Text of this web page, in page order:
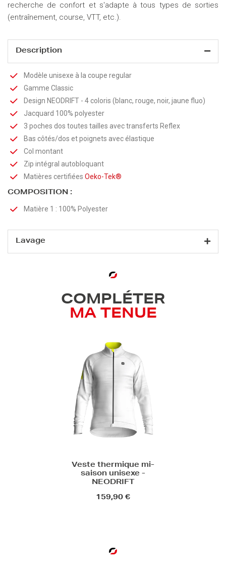
recherche de confort et s'adapte à tous types de sorties
(entraînement, course, VTT, etc.).
Description
Modèle unisexe à la coupe regular
Gamme Classic
Design NEODRIFT - 4 coloris (blanc, rouge, noir, jaune fluo)
Jacquard 100% polyester
3 poches dos toutes tailles avec transferts Reflex
Bas côtés/dos et poignets avec élastique
Col montant
Zip intégral autobloquant
Matières certifiées Oeko-Tek®
COMPOSITION :
Matière 1 : 100% Polyester
Lavage
COMPLÉTER
MA TENUE
Veste thermique mi-
saison unisexe -
NEODRIFT
159,90 €